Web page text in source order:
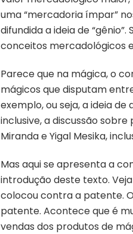
uma “mercadoria ímpar”
difundida a ideia de
conceitos mercadológicos
Parece que na mágica, o
mágicos que disputam
exemplo, ou seja, a ideia
inclusive, a discussão
Miranda e Yigal Mesika,
Mas aqui se apresenta a
introdução deste texto.
colocou contra a patente.
patente. Acontece que é
vendas dos produtos de